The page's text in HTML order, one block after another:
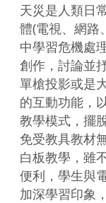
天災是人類日
體(電視、網路
中學習危機處
創作，討論並
單槍投影或是
的互動功能，
教學模式，擺
免受教具教材
白板教學，雖
便利，學生與
加深學習印象